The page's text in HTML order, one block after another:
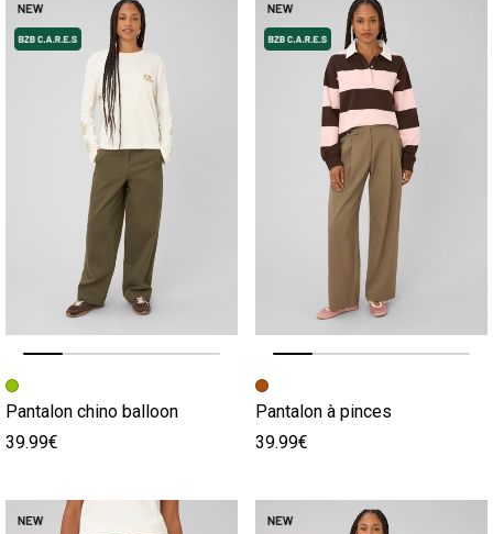
Image précédente
Image suivante
Pantalon chino balloon
39.99€
Image précédente
Image suivante
Pantalon à pinces
39.99€